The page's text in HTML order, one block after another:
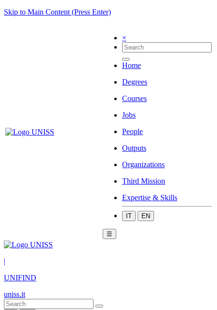
Skip to Main Content (Press Enter)
×
Home
Degrees
Courses
Jobs
People
Outputs
Organizations
Third Mission
Expertise & Skills
IT EN
☰
|
UNIFIND
uniss.it